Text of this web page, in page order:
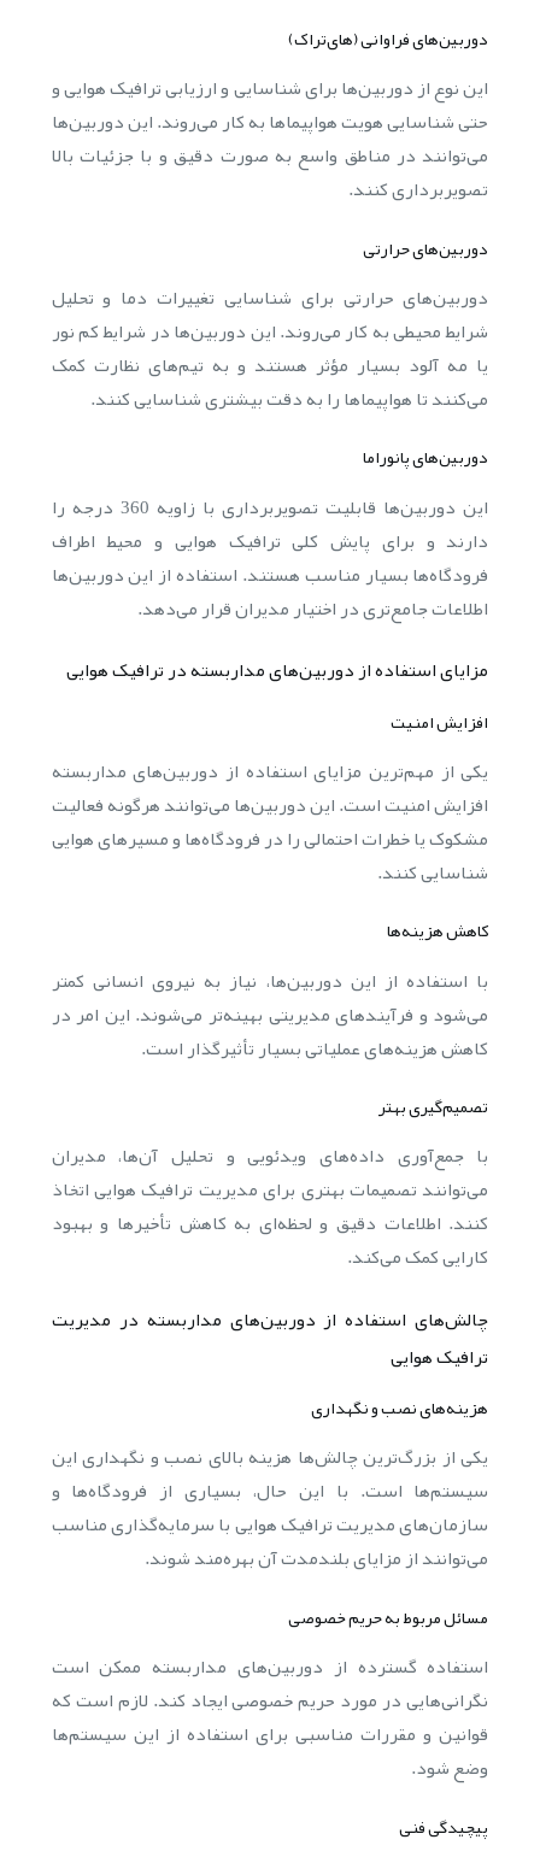
دوربین‌های فراوانی (های‌تراک)
این نوع از دوربین‌ها برای شناسایی و ارزیابی ترافیک هوایی و
حتی شناسایی هویت هواپیماها به کار می‌روند. این دوربین‌ها
می‌توانند در مناطق واسع به صورت دقیق و با جزئیات بالا
تصویربرداری کنند.
دوربین‌های حرارتی
دوربین‌های حرارتی برای شناسایی تغییرات دما و تحلیل
شرایط محیطی به کار می‌روند. این دوربین‌ها در شرایط کم نور
یا مه آلود بسیار مؤثر هستند و به تیم‌های نظارت کمک
می‌کنند تا هواپیماها را به دقت بیشتری شناسایی کنند.
دوربین‌های پانوراما
این دوربین‌ها قابلیت تصویربرداری با زاویه 360 درجه را
دارند و برای پایش کلی ترافیک هوایی و محیط اطراف
فرودگاه‌ها بسیار مناسب هستند. استفاده از این دوربین‌ها
اطلاعات جامع‌تری در اختیار مدیران قرار می‌دهد.
مزایای استفاده از دوربین‌های مداربسته در ترافیک هوایی
افزایش امنیت
یکی از مهم‌ترین مزایای استفاده از دوربین‌های مداربسته
افزایش امنیت است. این دوربین‌ها می‌توانند هرگونه فعالیت
مشکوک یا خطرات احتمالی را در فرودگاه‌ها و مسیرهای هوایی
شناسایی کنند.
کاهش هزینه‌ها
با استفاده از این دوربین‌ها، نیاز به نیروی انسانی کمتر
می‌شود و فرآیندهای مدیریتی بهینه‌تر می‌شوند. این امر در
کاهش هزینه‌های عملیاتی بسیار تأثیرگذار است.
تصمیم‌گیری بهتر
با جمع‌آوری داده‌های ویدئویی و تحلیل آن‌ها، مدیران
می‌توانند تصمیمات بهتری برای مدیریت ترافیک هوایی اتخاذ
کنند. اطلاعات دقیق و لحظه‌ای به کاهش تأخیرها و بهبود
کارایی کمک می‌کند.
چالش‌های استفاده از دوربین‌های مداربسته در مدیریت
ترافیک هوایی
هزینه‌های نصب و نگهداری
یکی از بزرگ‌ترین چالش‌ها هزینه بالای نصب و نگهداری این
سیستم‌ها است. با این حال، بسیاری از فرودگاه‌ها و
سازمان‌های مدیریت ترافیک هوایی با سرمایه‌گذاری مناسب
می‌توانند از مزایای بلندمدت آن بهره‌مند شوند.
مسائل مربوط به حریم خصوصی
استفاده گسترده از دوربین‌های مداربسته ممکن است
نگرانی‌هایی در مورد حریم خصوصی ایجاد کند. لازم است که
قوانین و مقررات مناسبی برای استفاده از این سیستم‌ها
وضع شود.
پیچیدگی فنی